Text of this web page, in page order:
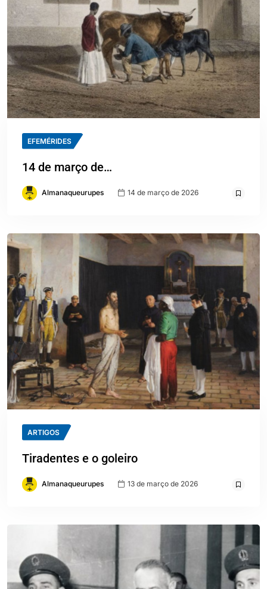
EFEMÉRIDES
14 de março de…
Almanaqueurupes 14 de março de 2026
ARTIGOS
Tiradentes e o goleiro
Almanaqueurupes 13 de março de 2026